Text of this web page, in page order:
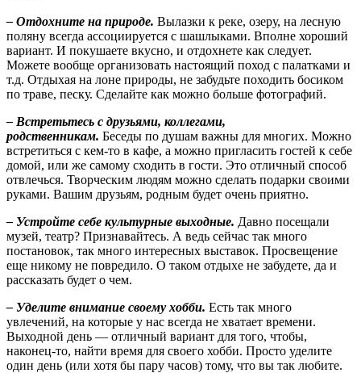
– Отдохните на природе. Вылазки к реке, озеру, на лесную
поляну всегда ассоциируется с шашлыками. Вполне хороший
вариант. И покушаете вкусно, и отдохнете как следует.
Можете вообще организовать настоящий поход с палатками и
т.д. Отдыхая на лоне природы, не забудьте походить босиком
по траве, песку. Сделайте как можно больше фотографий.
– Встретьтесь с друзьями, коллегами,
родственникам. Беседы по душам важны для многих. Можно
встретиться с кем-то в кафе, а можно пригласить гостей к себе
домой, или же самому сходить в гости. Это отличный способ
отвлечься. Творческим людям можно сделать подарки своими
руками. Вашим друзьям, родным будет очень приятно.
– Устройте себе культурные выходные. Давно посещали
музей, театр? Признавайтесь. А ведь сейчас так много
постановок, так много интересных выставок. Просвещение
еще никому не повредило. О таком отдыхе не забудете, да и
рассказать будет о чем.
– Уделите внимание своему хобби. Есть так много
увлечений, на которые у нас всегда не хватает времени.
Выходной день — отличный вариант для того, чтобы,
наконец-то, найти время для своего хобби. Просто уделите
один день (или хотя бы пару часов) тому, что вы так любите.